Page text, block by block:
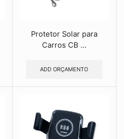
Protetor Solar para
Carros CB ...
ADD ORÇAMENTO